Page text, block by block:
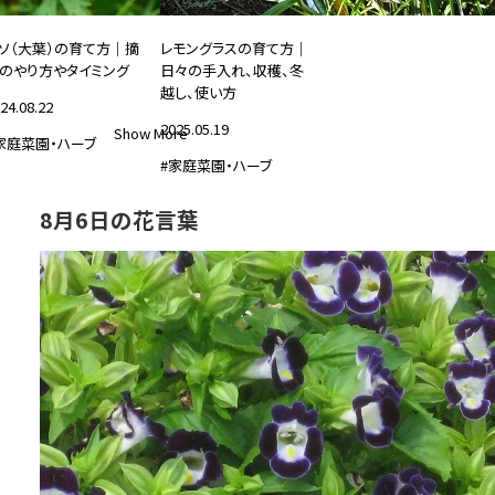
（大葉）の育て方｜摘
やり方やタイミング
庭菜園・ハーブ
レモングラスの育て方｜
日々の手入れ、収穫、冬
越し、使い方
2025.05.19
#家庭菜園・ハーブ
Show More
8月6日の花言葉